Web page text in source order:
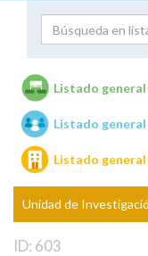
Unidades
Listado
Listado
Listado
Unidad de
ID: 603